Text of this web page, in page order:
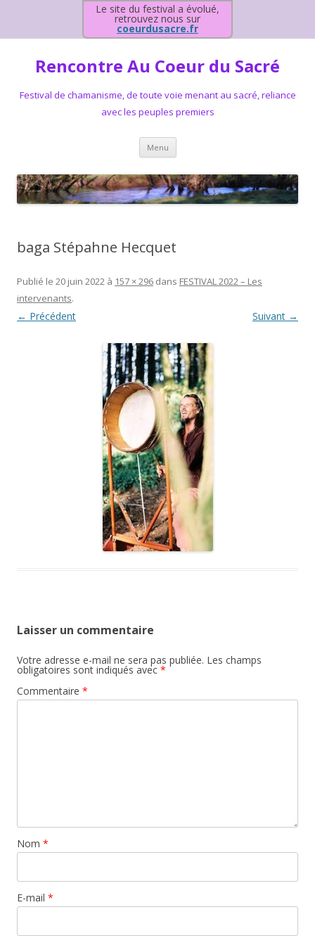
Le site du festival a évolué,
retrouvez nous sur
coeurdusacre.fr
Rencontre Au Coeur du Sacré
Festival de chamanisme, de toute voie menant au sacré, reliance
avec les peuples premiers
Menu Aller au contenu principal
baga Stépahne Hecquet
Publié le 20 juin 2022 à 157 × 296 dans FESTIVAL 2022 – Les
intervenants.
← Précédent Suivant →
Laisser un commentaire
Votre adresse e-mail ne sera pas publiée. Les champs
obligatoires sont indiqués avec *
Commentaire *
Nom *
E-mail *